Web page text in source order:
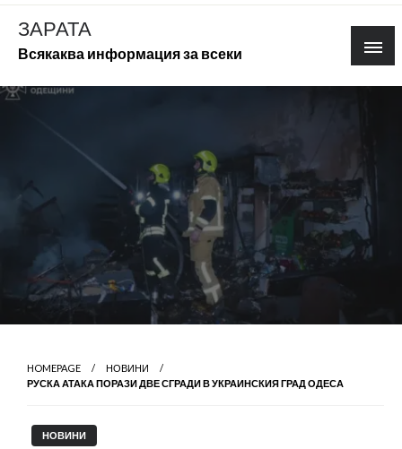
Skip
content
ЗАРАТА
Всякаква информация за всеки
HOMEPAGE
НОВИНИ
РУСКА АТАКА ПОРАЗИ ДВЕ СГРАДИ В УКРАИНСКИЯ ГРАД ОДЕСА
НОВИНИ